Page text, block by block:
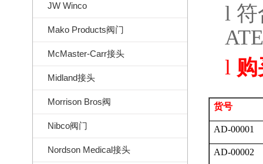
JW Winco
Mako Products阀门
McMaster-Carr接头
Midland接头
Morrison Bros阀
Nibco阀门
Nordson Medical接头
l 符
l
货号
AD-00001
AD-00002